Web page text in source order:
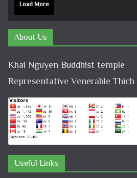
Load More
About Us
Khai Nguyen Buddhist temple
Representative Venerable Thich
Useful Links